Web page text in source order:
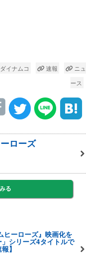
イナムコ 速報
ニュ
ース
ローズ
る
ヒーローズ』映画化を
シリーズ4タイトルで
】